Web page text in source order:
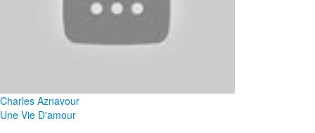
Charles Aznavour
Une Vie D'amour